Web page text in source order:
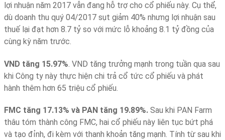
lợi nhuận năm 2017 vẫn đang hỗ trợ cho cổ phiếu này. Cụ thể,
dù doanh thu quý 04/2017 sụt giảm 40% nhưng lợi nhuận sau
thuế lại đạt hơn 8.7 tỷ so với mức lỗ khoảng 8.1 tỷ đồng của
cùng kỳ năm trước.
VND tăng 15.97% . VND tăng trưởng mạnh trong tuần qua sau
khi Công ty này thực hiện chi trả cổ tức cổ phiếu và phát
hành thêm hơn 65 triệu cổ phiếu.
FMC tăng 17.13% và PAN tăng 19.89%. Sau khi PAN Farm
thâu tóm thành công FMC, hai cổ phiếu này liên tục bứt phá
và tạo đỉnh, đi kèm với thanh khoản tăng mạnh. Tính từ sau khi